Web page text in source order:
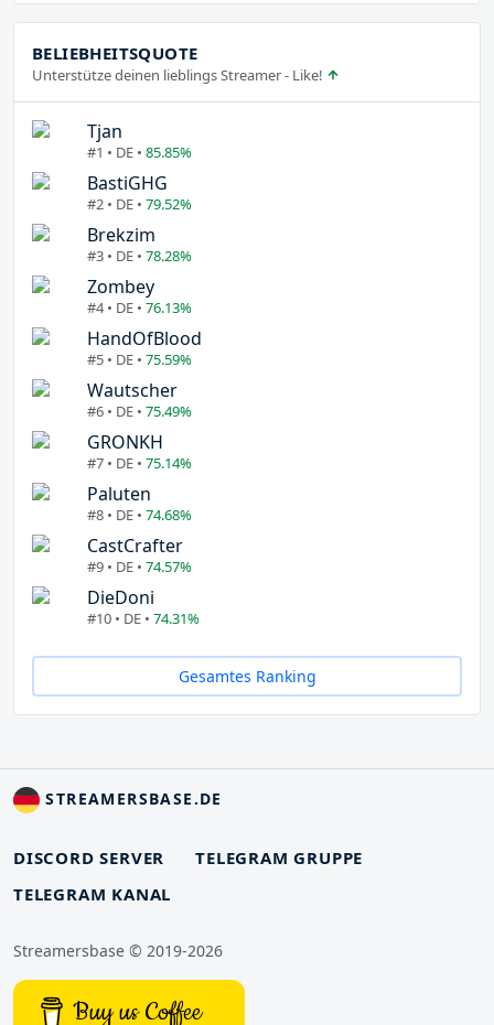
BELIEBHEITSQUOTE
Unterstütze deinen lieblings Streamer - Like!
Tjan
#1 • DE • 85.85%
BastiGHG
#2 • DE • 79.52%
Brekzim
#3 • DE • 78.28%
Zombey
#4 • DE • 76.13%
HandOfBlood
#5 • DE • 75.59%
Wautscher
#6 • DE • 75.49%
GRONKH
#7 • DE • 75.14%
Paluten
#8 • DE • 74.68%
CastCrafter
#9 • DE • 74.57%
DieDoni
#10 • DE • 74.31%
Gesamtes Ranking
STREAMERSBASE.DE
DISCORD SERVER
TELEGRAM GRUPPE
TELEGRAM KANAL
Streamersbase © 2019-2026
Buy us Coffee